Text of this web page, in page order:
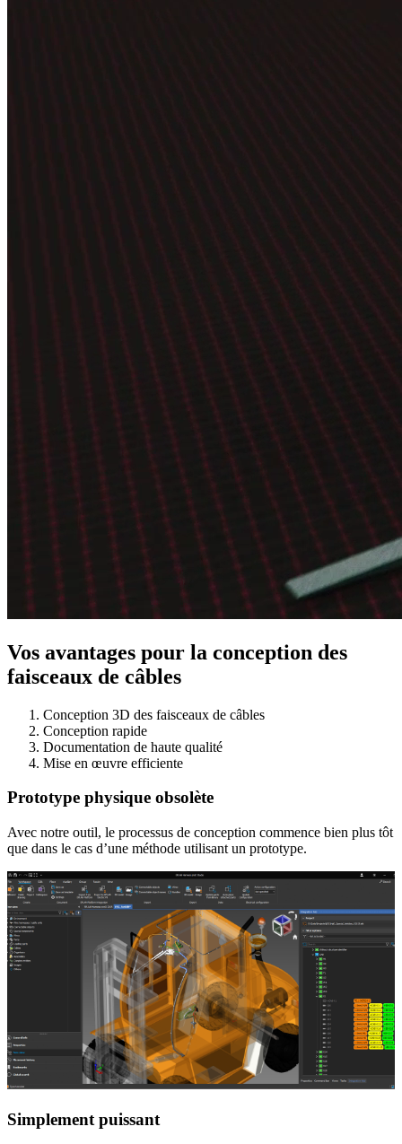
Vos avantages pour la conception des
faisceaux de câbles
Conception 3D des faisceaux de câbles
Conception rapide
Documentation de haute qualité
Mise en œuvre efficiente
Prototype physique obsolète
Avec notre outil, le processus de conception commence bien plus tôt
que dans le cas d’une méthode utilisant un prototype.
Simplement puissant